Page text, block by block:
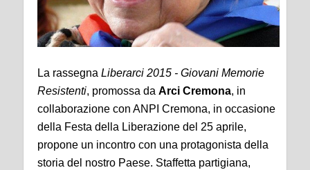
La rassegna Liberarci 2015 - Giovani Memorie
Resistenti, promossa da Arci Cremona, in
collaborazione con ANPI Cremona, in occasione
della Festa della Liberazione del 25 aprile,
propone un incontro con una protagonista della
storia del nostro Paese. Staffetta partigiana,